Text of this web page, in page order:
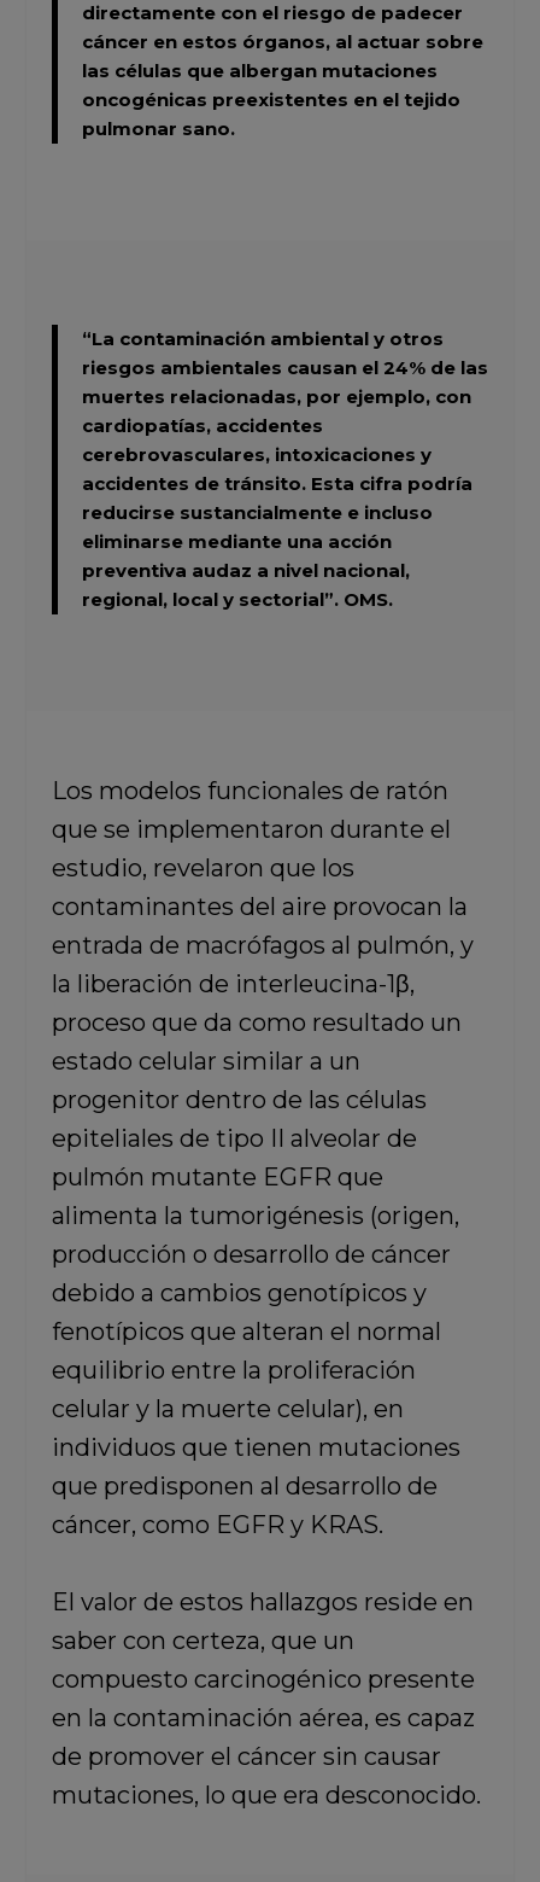
directamente con el riesgo de padecer
cáncer en estos órganos, al actuar sobre
las células que albergan mutaciones
oncogénicas preexistentes en el tejido
pulmonar sano.
“La contaminación ambiental y otros
riesgos ambientales causan el 24% de las
muertes relacionadas, por ejemplo, con
cardiopatías, accidentes
cerebrovasculares, intoxicaciones y
accidentes de tránsito. Esta cifra podría
reducirse sustancialmente e incluso
eliminarse mediante una acción
preventiva audaz a nivel nacional,
regional, local y sectorial”.OMS.
Los modelos funcionales de ratón
que se implementaron durante el
estudio, revelaron que los
contaminantes del aire provocan la
entrada de macrófagos al pulmón, y
la liberación de interleucina-1β,
proceso que da como resultado un
estado celular similar a un
progenitor dentro de las células
epiteliales de tipo II alveolar de
pulmón mutante EGFR que
alimenta la tumorigénesis (origen,
producción o desarrollo de cáncer
debido a cambios genotípicos y
fenotípicos que alteran el normal
equilibrio entre la proliferación
celular y la muerte celular), en
individuos que tienen mutaciones
que predisponen al desarrollo de
cáncer, como EGFR y KRAS.
El valor de estos hallazgos reside en
saber con certeza, que un
compuesto carcinogénico presente
en la contaminación aérea, es capaz
de promover el cáncer sin causar
mutaciones, lo que era desconocido.